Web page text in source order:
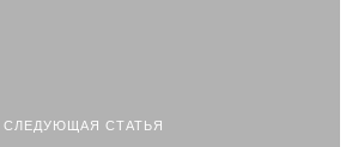
СЛЕДУЮЩАЯ СТАТЬЯ